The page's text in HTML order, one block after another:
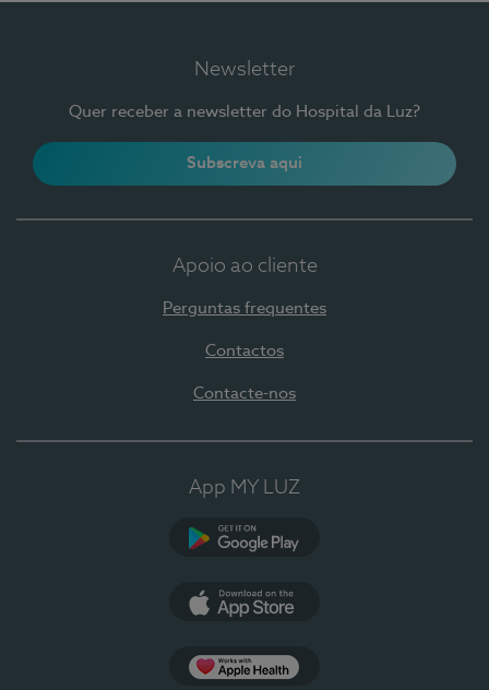
Newsletter
Quer receber a newsletter do Hospital da Luz?
Subscreva aqui
Apoio ao cliente
Perguntas frequentes
Contactos
Contacte-nos
App MY LUZ